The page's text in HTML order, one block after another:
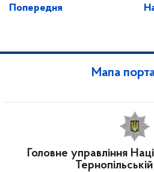
Попередня
Мапа
Головне управління